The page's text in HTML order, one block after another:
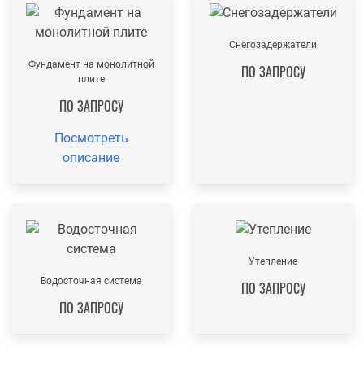
Фундамент на монолитной
плите
ПО ЗАПРОСУ
Посмотреть
описание
Снегозадержатели
ПО ЗАПРОСУ
Водосточная система
ПО ЗАПРОСУ
Утепление
ПО ЗАПРОСУ